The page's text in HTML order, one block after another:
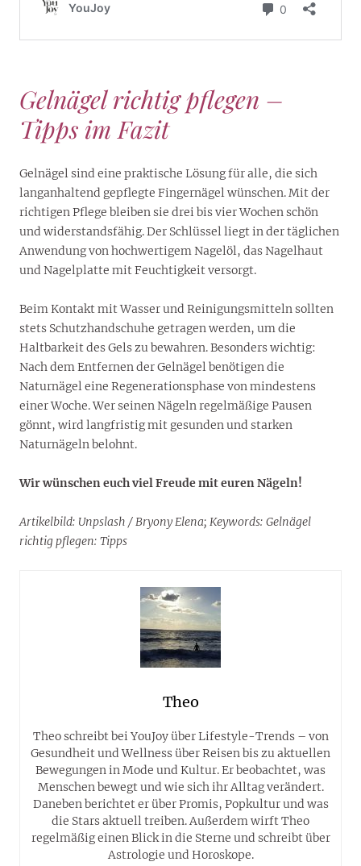
Gelnägel richtig pflegen –
Tipps im Fazit
Gelnägel sind eine praktische Lösung für alle, die sich
langanhaltend gepflegte Fingernägel wünschen. Mit der
richtigen Pflege bleiben sie drei bis vier Wochen schön
und widerstandsfähig. Der Schlüssel liegt in der täglichen
Anwendung von hochwertigem Nagelöl, das Nagelhaut
und Nagelplatte mit Feuchtigkeit versorgt.
Beim Kontakt mit Wasser und Reinigungsmitteln sollten
stets Schutzhandschuhe getragen werden, um die
Haltbarkeit des Gels zu bewahren. Besonders wichtig:
Nach dem Entfernen der Gelnägel benötigen die
Naturnägel eine Regenerationsphase von mindestens
einer Woche. Wer seinen Nägeln regelmäßige Pausen
gönnt, wird langfristig mit gesunden und starken
Naturnägeln belohnt.
Wir wünschen euch viel Freude mit euren Nägeln!
Artikelbild: Unpslash / Bryony Elena; Keywords: Gelnägel
richtig pflegen: Tipps
Theo
Theo schreibt bei YouJoy über Lifestyle-Trends – von
Gesundheit und Wellness über Reisen bis zu aktuellen
Bewegungen in Mode und Kultur. Er beobachtet, was
Menschen bewegt und wie sich ihr Alltag verändert.
Daneben berichtet er über Promis, Popkultur und was
die Stars aktuell treiben. Außerdem wirft Theo
regelmäßig einen Blick in die Sterne und schreibt über
Astrologie und Horoskope.